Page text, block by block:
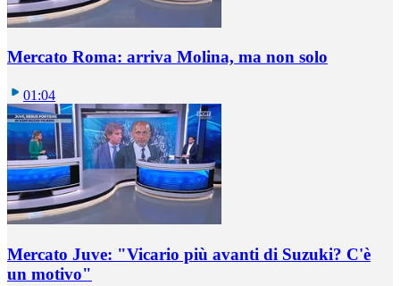
Mercato Roma: arriva Molina, ma non solo
01:04
Mercato Juve: "Vicario più avanti di Suzuki? C'è
un motivo"